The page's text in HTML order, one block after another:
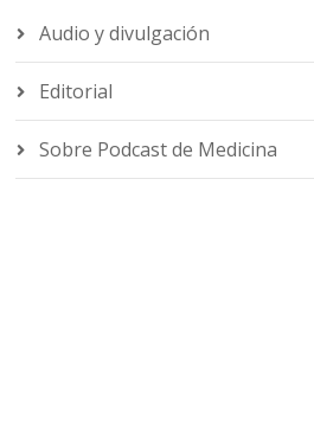
Audio y divulgación
Editorial
Sobre Podcast de Medicina